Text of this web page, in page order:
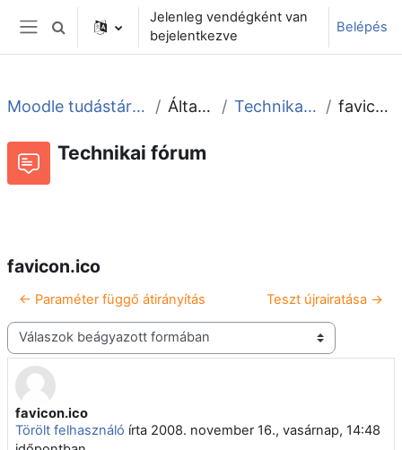
Tovább a fő tartalomhoz
Oldalpanel
Keresési bemeneti adatok váltása
Jelenleg vendégként van
bejelentkezve
Belépés
Moodle tudástár és fórum Általános Technikai fórum favicon.ico
Technikai fórum
favicon.ico
← Paraméter függő átirányítás Teszt újrairatása →
Megjelenítési mód
favicon.ico
Törölt felhasználó írta 2008. november 16., vasárnap, 14:48
Válaszok szám: 7